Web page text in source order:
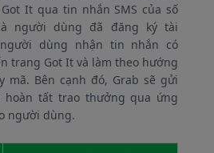
It qua tin nhắn SMS của số
người dùng đã đăng ký tài
người dùng nhận tin nhắn có
trang Got It và làm theo hướng
mã. Bên cạnh đó, Grab sẽ gửi
hoàn tất trao thưởng qua ứng
người dùng.